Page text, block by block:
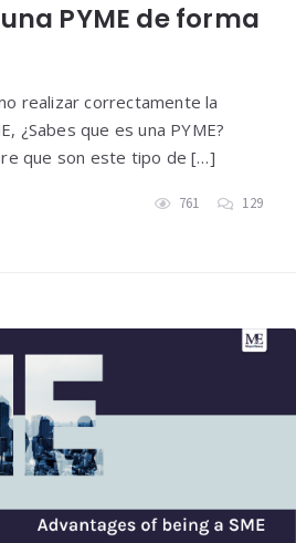
PYME de forma
realizar correctamente la
¿Sabes que es una PYME?
que son este tipo de […]
761 129